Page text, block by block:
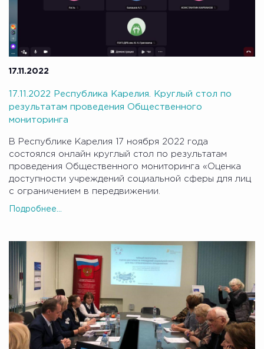
17.11.2022
17.11.2022 Республика Карелия. Круглый стол по
результатам проведения Общественного
мониторинга
В Республике Карелия 17 ноября 2022 года
состоялся онлайн круглый стол по результатам
проведения Общественного мониторинга «Оценка
доступности учреждений социальной сферы для лиц
с ограничением в передвижении.
Подробнее...